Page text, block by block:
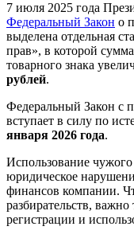
7 июля 2025 года
Федеральный Закон о
выделена отдельная
прав», в которой
товарного знака
рублей.
Федеральный Закон с
вступает в силу по
января 2026 года.
Использование
юридическое
финансов компании.
разбирательств,
регистрации и